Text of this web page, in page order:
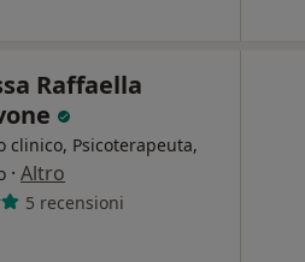
Raffaella
clinico, Psicoterapeuta,
· Altro
5 recensioni